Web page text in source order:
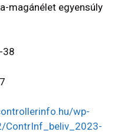
magánélet egyensúly
38
wp-